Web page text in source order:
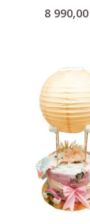
8 990,00